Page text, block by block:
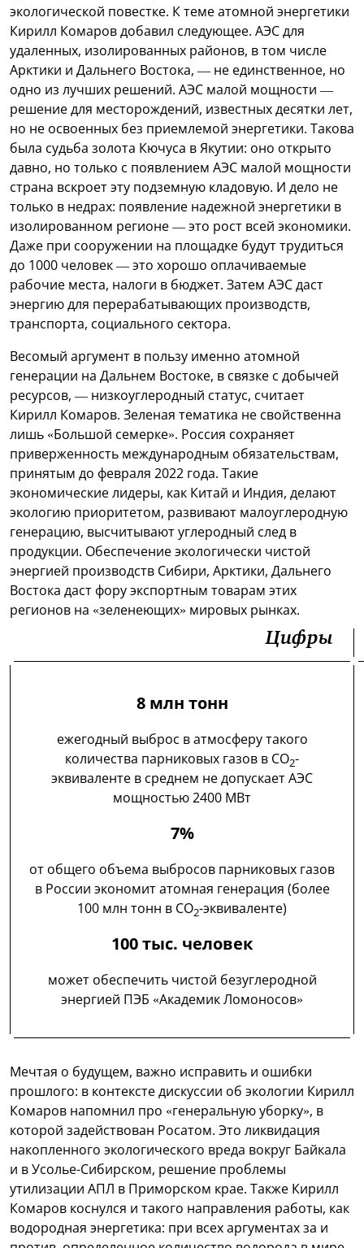
экологической повестке. К теме атомной энергетики
Кирилл Комаров добавил следующее. АЭС для
удаленных, изолированных районов, в том числе
Арктики и Дальнего Востока, — не единственное, но
одно из лучших решений. АЭС малой мощности —
решение для месторождений, известных десятки лет,
но не освоенных без приемлемой энергетики. Такова
была судьба золота Кючуса в Якутии: оно открыто
давно, но только с появлением АЭС малой мощности
страна вскроет эту подземную кладовую. И дело не
только в недрах: появление надежной энергетики в
изолированном регионе — это рост всей экономики.
Даже при сооружении на площадке будут трудиться
до 1000 человек — это хорошо оплачиваемые
рабочие места, налоги в бюджет. Затем АЭС даст
энергию для перерабатывающих производств,
транспорта, социального сектора.
Весомый аргумент в пользу именно атомной
генерации на Дальнем Востоке, в связке с добычей
ресурсов, — низкоуглеродный статус, считает
Кирилл Комаров. Зеленая тематика не свойственна
лишь «Большой семерке». Россия сохраняет
приверженность международным обязательствам,
принятым до февраля 2022 года. Такие
экономические лидеры, как Китай и Индия, делают
экологию приоритетом, развивают малоуглеродную
генерацию, высчитывают углеродный след в
продукции. Обеспечение экологически чистой
энергией производств Сибири, Арктики, Дальнего
Востока даст фору экспортным товарам этих
регионов на «зеленеющих» мировых рынках.
8 млн тонн
ежегодный выброс в атмосферу такого
количества парниковых газов в СО2-
эквиваленте в среднем не допускает АЭС
мощностью 2400 МВт
7%
от общего объема выбросов парниковых газов
в России экономит атомная генерация (более
100 млн тонн в СО2-эквиваленте)
100 тыс. человек
может обеспечить чистой безуглеродной
энергией ПЭБ «Академик Ломоносов»
Цифры
Мечтая о будущем, важно исправить и ошибки
прошлого: в контексте дискуссии об экологии Кирилл
Комаров напомнил про «генеральную уборку», в
которой задействован Росатом. Это ликвидация
накопленного экологического вреда вокруг Байкала
и в Усолье-Сибирском, решение проблемы
утилизации АПЛ в Приморском крае. Также Кирилл
Комаров коснулся и такого направления работы, как
водородная энергетика: при всех аргументах за и